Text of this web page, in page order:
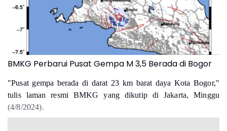
BMKG Perbarui Pusat Gempa M 3,5 Berada di Bogor
"Pusat gempa berada di darat 23 km barat daya Kota Bogor,"
tulis laman resmi BMKG yang dikutip di Jakarta, Minggu
(4/8/2024).